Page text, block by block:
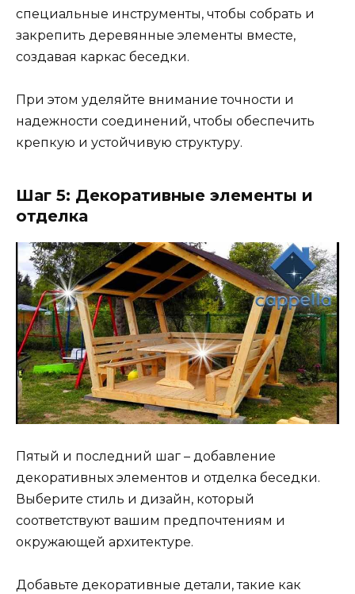
специальные инструменты, чтобы собрать и
закрепить деревянные элементы вместе,
создавая каркас беседки.
При этом уделяйте внимание точности и
надежности соединений, чтобы обеспечить
крепкую и устойчивую структуру.
Шаг 5: Декоративные элементы и
отделка
Пятый и последний шаг – добавление
декоративных элементов и отделка беседки.
Выберите стиль и дизайн, который
соответствуют вашим предпочтениям и
окружающей архитектуре.
Добавьте декоративные детали, такие как